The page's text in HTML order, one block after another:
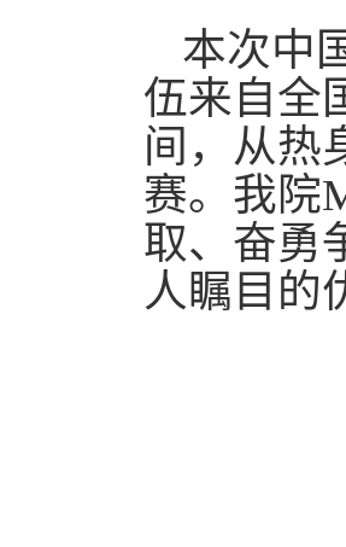
本次中
伍来自全
间，从热
赛。我院
取、奋勇
人瞩目的